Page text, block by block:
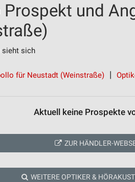
und
sieht sich
für Neustadt (Weinstraße)
Aktuell keine Prospekte
ZUR HÄNDLER-
WEITERE OPTIKER &